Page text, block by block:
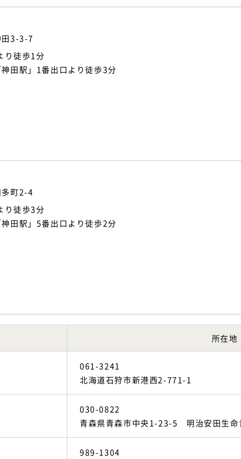
田3-3-7
り徒歩1分
田駅」1番出口より徒歩3分
町2-4
り徒歩3分
田駅」5番出口より徒歩2分
所在地
061-3241
北海道石狩市新港西2-771-1
030-0822
青森県青森市中央1-23-5 明治安田生命
989-1304